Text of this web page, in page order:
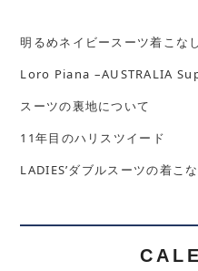
明るめネイビースーツ着こなし
Loro Piana –AUSTRALIA
スーツの裏地について
11年目のハリスツイード
LADIES’ダブルスーツの着こ